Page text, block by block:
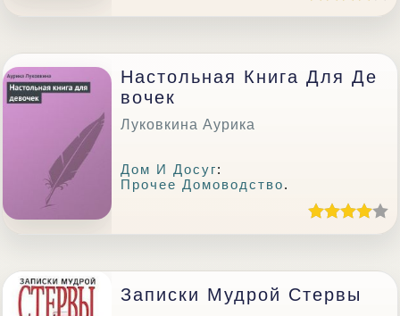
Настольная Книга Для Де
Вочек
Луковкина Аурика
Дом И Досуг:
Прочее Домоводство.
Записки Мудрой Стервы